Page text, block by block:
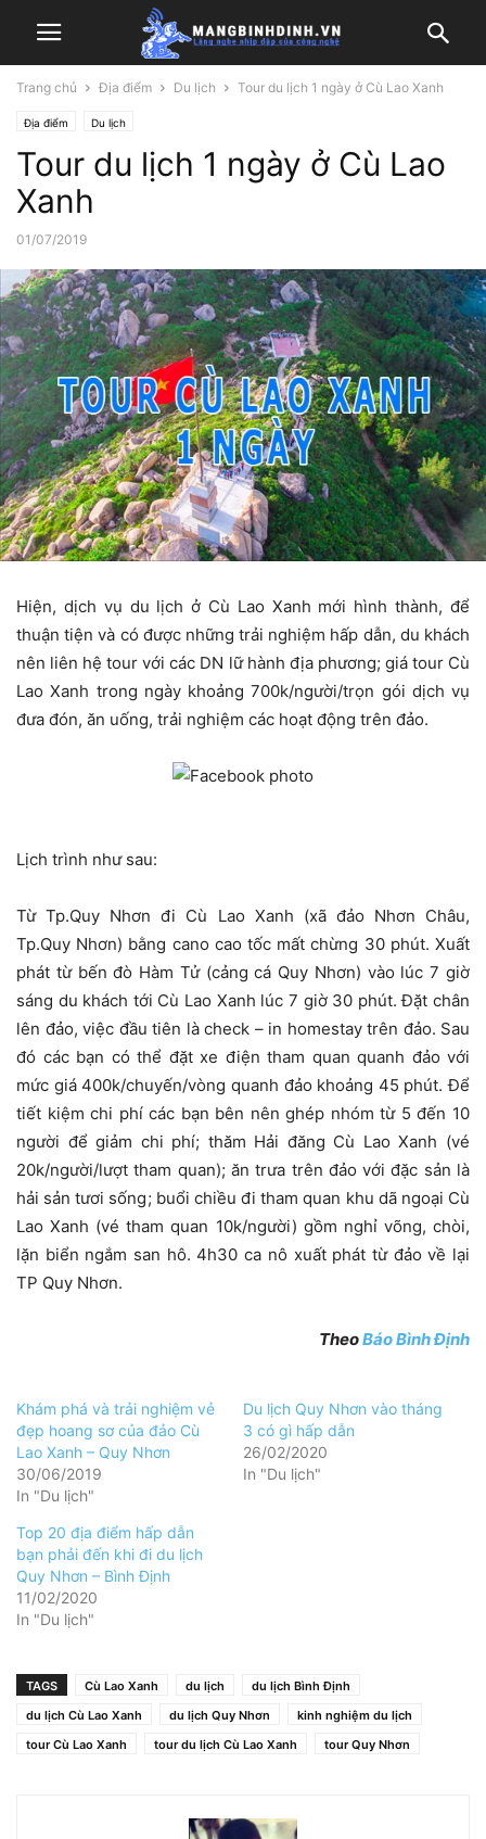
Trang chủ Địa điểm Du lịch Tour du lịch 1 ngày ở Cù Lao Xanh
Địa điểm Du lịch
Tour du lịch 1 ngày ở Cù Lao
Xanh
01/07/2019
Hiện, dịch vụ du lịch ở Cù Lao Xanh mới hình thành, để
thuận tiện và có được những trải nghiệm hấp dẫn, du khách
nên liên hệ tour với các DN lữ hành địa phương; giá tour Cù
Lao Xanh trong ngày khoảng 700k/người/trọn gói dịch vụ
đưa đón, ăn uống, trải nghiệm các hoạt động trên đảo.
Lịch trình như sau:
Từ Tp.Quy Nhơn đi Cù Lao Xanh (xã đảo Nhơn Châu,
Tp.Quy Nhơn) bằng cano cao tốc mất chừng 30 phút. Xuất
phát từ bến đò Hàm Tử (cảng cá Quy Nhơn) vào lúc 7 giờ
sáng du khách tới Cù Lao Xanh lúc 7 giờ 30 phút. Đặt chân
lên đảo, việc đầu tiên là check – in homestay trên đảo. Sau
đó các bạn có thể đặt xe điện tham quan quanh đảo với
mức giá 400k/chuyến/vòng quanh đảo khoảng 45 phút. Để
tiết kiệm chi phí các bạn bên nên ghép nhóm từ 5 đến 10
người để giảm chi phí; thăm Hải đăng Cù Lao Xanh (vé
20k/người/lượt tham quan); ăn trưa trên đảo với đặc sản là
hải sản tươi sống; buổi chiều đi tham quan khu dã ngoại Cù
Lao Xanh (vé tham quan 10k/người) gồm nghỉ võng, chòi,
lặn biển ngắm san hô. 4h30 ca nô xuất phát từ đảo về lại
TP Quy Nhơn.
TheoBáo Bình Định
Khám phá và trải nghiệm vẻ
đẹp hoang sơ của đảo Cù
Lao Xanh – Quy Nhơn
30/06/2019
In "Du lịch"
Du lịch Quy Nhơn vào tháng
3 có gì hấp dẫn
26/02/2020
In "Du lịch"
Top 20 địa điểm hấp dẫn
bạn phải đến khi đi du lịch
Quy Nhơn – Bình Định
11/02/2020
In "Du lịch"
TAGS Cù Lao Xanh du lịch
du lịch Bình Định
du lịch Cù Lao Xanh
du lịch Quy Nhơn
kinh nghiệm du lịch
tour Cù Lao Xanh
tour du lịch Cù Lao Xanh tour Quy Nhơn